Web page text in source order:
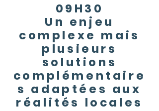
09H30
Un enjeu
complexe mais
plusieurs
solutions
complémentaire
s adaptées aux
réalités locales